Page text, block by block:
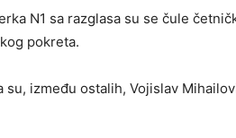
N1 sa razglasa su se čule
pokreta.
su, između ostalih, Vojislav